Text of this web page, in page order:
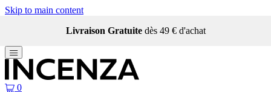
Skip to main content
Livraison Gratuite dès 49 € d'achat
0